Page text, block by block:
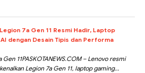
7a Gen 11 Resmi Hadir, Laptop
dengan Desain Tipis dan Performa
Gen 11PASKOTANEWS.COM – Lenovo resmi
Legion 7a Gen 11, laptop gaming...